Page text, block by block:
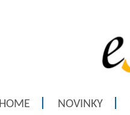
HOME NOVINKY